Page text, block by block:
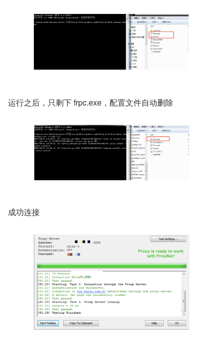
运行之后，只剩下 frpc.exe，配置文件自动删除
成功连接